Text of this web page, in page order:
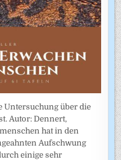
Untersuchung über die
Autor: Dennert,
hat in den
Aufschwung
einige sehr